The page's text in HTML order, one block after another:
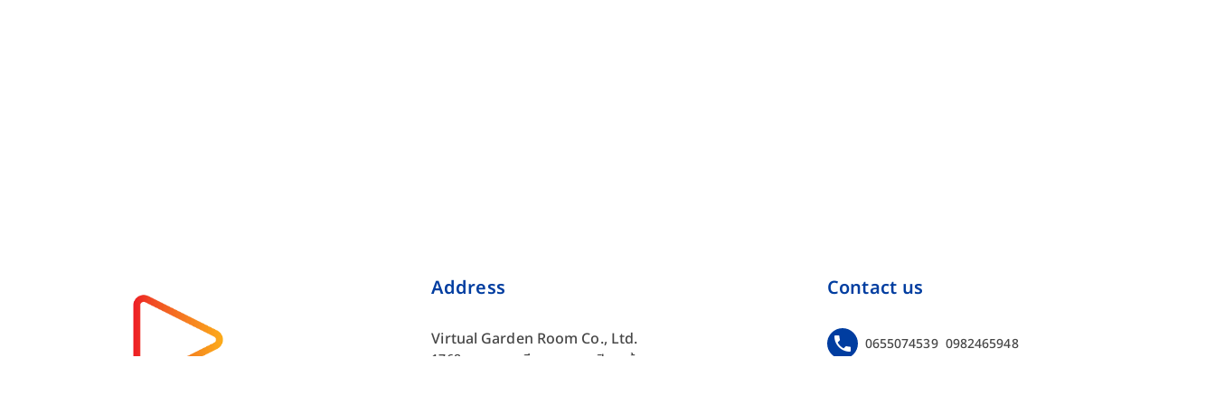
Address
Virtual Garden Room Co., Ltd.
1768 ถนนเพชรบุรี แขวงบางกะปิ เขตห้วยขวาง กรุงเทพมหานคร
Contact us
0655074539 0982465948